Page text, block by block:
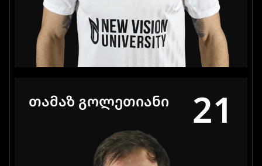
ᲗᲐᲛᲐᲖ ᲒᲝᲚᲔᲗᲘᲐᲜᲘ 21